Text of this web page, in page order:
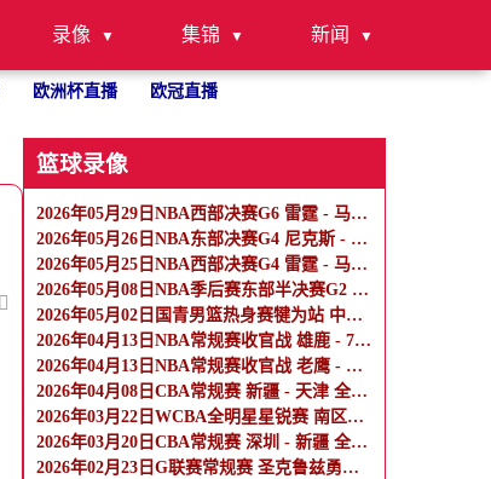
录像 集锦 新闻
欧洲杯直播 欧冠直播
篮球录像
2026年05月29日NBA西部决赛G6 雷霆 - 马刺 全场录像
2026年05月26日NBA东部决赛G4 尼克斯 - 骑士 全场录像
2026年05月25日NBA西部决赛G4 雷霆 - 马刺 全场录像
2026年05月08日NBA季后赛东部半决赛G2 骑士 - 活塞 全场录像
2026年05月02日国青男篮热身赛犍为站 中国U17男篮 - 阿尔法学院 全场录像
2026年04月13日NBA常规赛收官战 雄鹿 - 76人 全场录像
2026年04月13日NBA常规赛收官战 老鹰 - 热火 全场录像
2026年04月08日CBA常规赛 新疆 - 天津 全场录像
2026年03月22日WCBA全明星星锐赛 南区星锐队 - 北区星锐队 全场录像
2026年03月20日CBA常规赛 深圳 - 新疆 全场录像
2026年02月23日G联赛常规赛 圣克鲁兹勇士 - 混音 全场录像